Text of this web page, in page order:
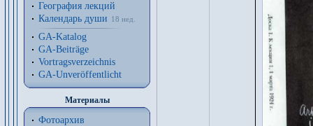
География лекций
Календарь души
18 нед.
GA-Katalog
GA-Beiträge
Vortragsverzeichnis
GA-Unveröffentlicht
Материалы
Фотоархив